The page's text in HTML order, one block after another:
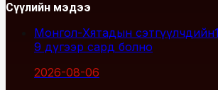
Сүүлийн мэдээ
Монгол-Хятадын
9 дүгээр сард болно
2026-08-06